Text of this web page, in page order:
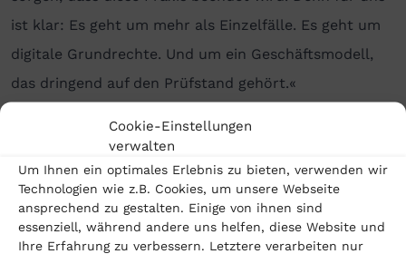
Cookie-Einstellungen
verwalten
Um Ihnen ein optimales Erlebnis zu bieten, verwenden wir
Technologien wie z.B. Cookies, um unsere Webseite
ansprechend zu gestalten. Einige von ihnen sind
essenziell, während andere uns helfen, diese Website und
Ihre Erfahrung zu verbessern. Letztere verarbeiten nur
ist klar: Es geht um mehr als Einzelfälle. Es geht um
digitale Grundrechte. Und um ein Geschäftsmodell,
das dringend auf den Prüfstand gehört.«
Das Urteil des LG Leipzig ist eines von vielen
verbraucherfreundlichen Entscheidungen zum Thema
Meta-Überwachungsskandal. Zahlreiche weitere
Landgerichte haben unseren Mandant:innen bereits
Recht gegeben. Gerichte in Berlin, Hamburg,